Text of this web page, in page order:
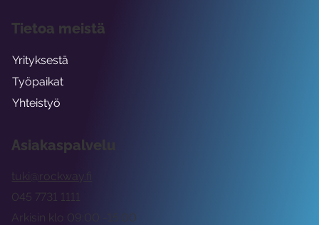
Asiakaspalvelu
tuki@rockway.fi
Arkisin klo 09:00 -15:00
045 7731 1111
Tietoa meistä
Yrityksestä
Työpaikat
Yhteistyö